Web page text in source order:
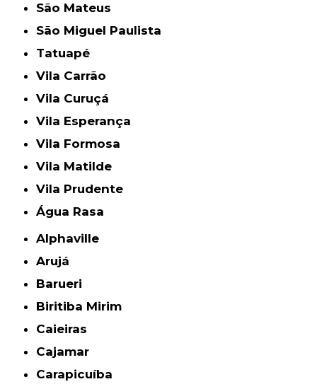
São Mateus
São Miguel Paulista
Tatuapé
Vila Carrão
Vila Curuçá
Vila Esperança
Vila Formosa
Vila Matilde
Vila Prudente
Água Rasa
Alphaville
Arujá
Barueri
Biritiba Mirim
Caieiras
Cajamar
Carapicuíba